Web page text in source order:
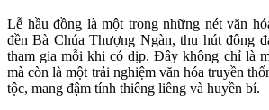
Lễ hầu đồng là một trong những nét văn
đền Bà Chúa Thượng Ngàn, thu hút đông
tham gia mỗi khi có dịp. Đây không chỉ là
mà còn là một trải nghiệm văn hóa truyền
tộc, mang đậm tính thiêng liêng và huyền bí.